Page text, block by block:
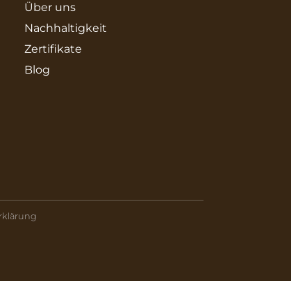
Über uns
Nachhaltigkeit
Zertifikate
Blog